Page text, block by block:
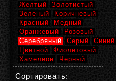
Желтый
Золотистый
Зеленый
Коричневый
Красный
Медный
Оранжевый
Розовый
Серебряный
Серый
Синий
Цветной
Фиолетовый
Хамелеон
Черный
Сортировать: